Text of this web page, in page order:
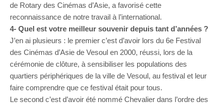
de Rotary des Cinémas d’Asie, a favorisé cette
reconnaissance de notre travail à l’international.
4- Quel est votre meilleur souvenir depuis tant d’années ?
J’en ai plusieurs : le premier c’est d’avoir lors du 6e Festival
des Cinémas d’Asie de Vesoul en 2000, réussi, lors de la
cérémonie de clôture, à sensibiliser les populations des
quartiers périphériques de la ville de Vesoul, au festival et leur
faire comprendre que ce festival était pour tous.
Le second c’est d’avoir été nommé Chevalier dans l’ordre des